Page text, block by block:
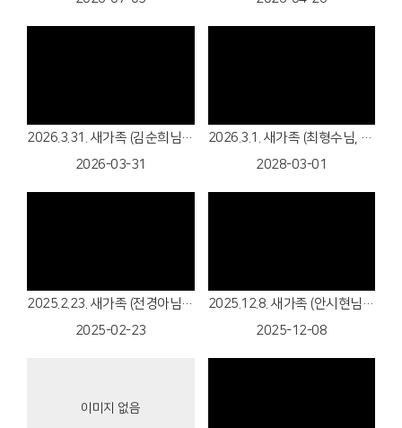
2026.3.31. 새가족 (김순희님) 환영합니다!
2026-03-31
2026.3.1. 새가족 (최형수님, 신미경님) 환영합니다!
2028-03-01
2025.2.23. 새가족 (전경아님) 환영합니다!
2025-02-23
2025.12.8. 새가족 (안시현님) 환영합니다!
2025-12-08
이미지 없음